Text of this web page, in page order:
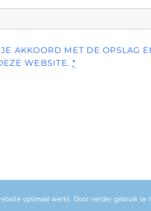
AKKOORD MET DE OPSLAG
WEBSITE.*
optimaal werkt. Door verder gebruik te